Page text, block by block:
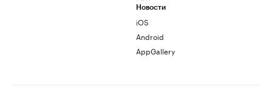
Новости
iOS
Android
AppGallery